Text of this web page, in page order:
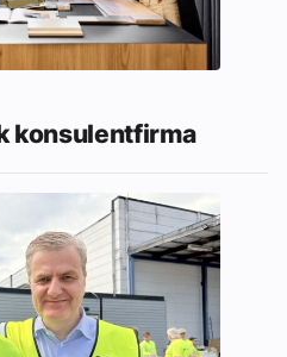
konsulentfirma